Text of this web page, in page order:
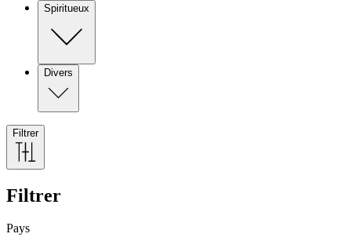
Spiritueux
Divers
Filtrer
Filtrer
Pays